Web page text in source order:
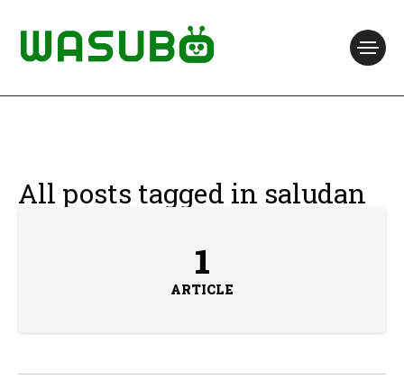
All posts tagged in saludan
1
ARTICLE